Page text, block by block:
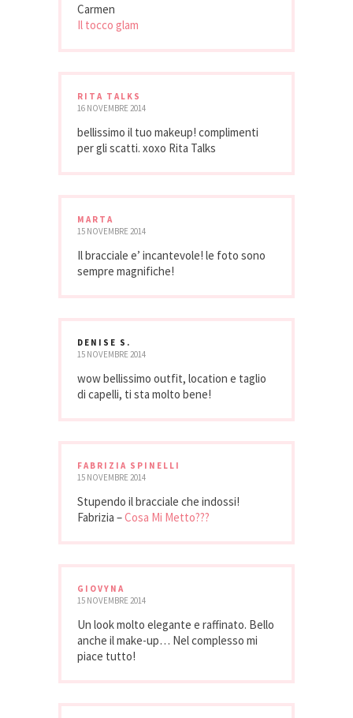
Carmen
Il tocco glam
RITA TALKS
16 NOVEMBRE 2014
bellissimo il tuo makeup! complimenti
per gli scatti. xoxo Rita Talks
MARTA
15 NOVEMBRE 2014
Il bracciale e’ incantevole! le foto sono
sempre magnifiche!
DENISE S.
15 NOVEMBRE 2014
wow bellissimo outfit, location e taglio
di capelli, ti sta molto bene!
FABRIZIA SPINELLI
15 NOVEMBRE 2014
Stupendo il bracciale che indossi!
Fabrizia –Cosa Mi Metto???
GIOVYNA
15 NOVEMBRE 2014
Un look molto elegante e raffinato. Bello
anche il make-up… Nel complesso mi
piace tutto!